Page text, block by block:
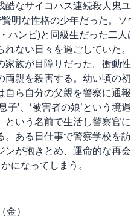
酷なサイコパス連続殺人鬼
明な性格の少年だった。
ハンビ)と同級生だった二
れない日々を過ごしていた
家族が目障りだった。衝動
両親を殺害する。幼い頃の
自ら自分の父親を警察に通
子’、‘被害者の娘’という
という名前で生活し警察官
。ある日仕事で警察学校を
ンが抱きとめ、運命的な再
になってしまう。
金）